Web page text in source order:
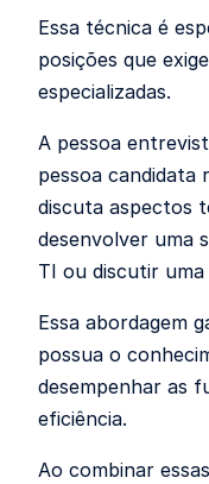
Essa técnica é
posições que
especializadas.
A pessoa
pessoa candidata
discuta aspectos
desenvolver uma
TI ou discutir
Essa abordagem
possua o
desempenhar as
eficiência.
Ao combinar